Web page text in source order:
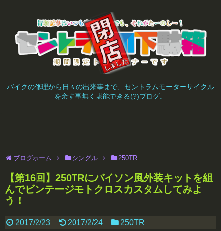
バイクの修理から日々の出来事まで、セントラムモーターサイクル
を余す事無く堪能できる(?)ブログ。
ブログホーム シングル 250TR
【第16回】250TRにバイソン風外装キットを組
んでビンテージモトクロスカスタムしてみよ
う！
2017/2/23 2017/2/24 250TR